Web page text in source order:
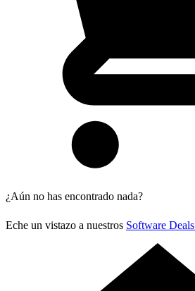
¿Aún no has encontrado nada?
Eche un vistazo a nuestros Software Deals